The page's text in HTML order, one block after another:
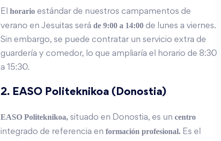
El horario estándar de nuestros campamentos de
verano en Jesuitas será de 9:00 a 14:00 de lunes a viernes.
Sin embargo, se puede contratar un servicio extra de
guardería y comedor, lo que ampliaría el horario de 8:30
a 15:30.
2. EASO Politeknikoa (Donostia)
EASO Politeknikoa, situado en Donostia, es un centro
integrado de referencia en formación profesional. Es el